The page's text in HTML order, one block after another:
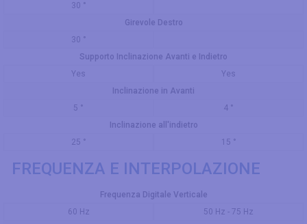
30 °
Girevole Destro
30 °
Supporto Inclinazione Avanti e Indietro
Yes
Yes
Inclinazione in Avanti
5 °
4 °
Inclinazione all'indietro
25 °
15 °
FREQUENZA E INTERPOLAZIONE
Frequenza Digitale Verticale
60 Hz
50 Hz - 75 Hz